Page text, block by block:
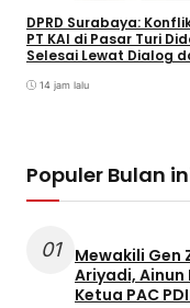
DPRD Surabaya:
PT KAI di Pasar Turi
Selesai Lewat Dialog
14 jam lalu
Populer Bulan
01
Mewakili Gen
Ariyadi,
Ketua PAC